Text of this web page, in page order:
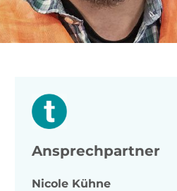
Ansprechpartner
Nicole Kühne